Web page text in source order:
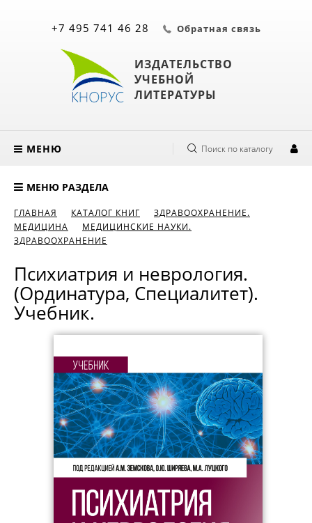
ИЗДАТЕЛЬСТВО
УЧЕБНОЙ
ЛИТЕРАТУРЫ
+7 495 741 46 28 Обратная связь
МЕНЮ Поиск по каталогу
МЕНЮ РАЗДЕЛА
ГЛАВНАЯ КАТАЛОГ КНИГ
ЗДРАВООХРАНЕНИЕ.
МЕДИЦИНА
МЕДИЦИНСКИЕ НАУКИ.
ЗДРАВООХРАНЕНИЕ
Психиатрия и неврология.
(Ординатура, Специалитет).
Учебник.